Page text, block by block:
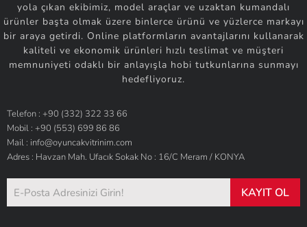
yola çıkan ekibimiz, model araçlar ve uzaktan kumandalı
ürünler başta olmak üzere binlerce ürünü ve yüzlerce markayı
bir araya getirdi. Online platformların avantajlarını kullanarak
kaliteli ve ekonomik ürünleri hızlı teslimat ve müşteri
memnuniyeti odaklı bir anlayışla hobi tutkunlarına sunmayı
hedefliyoruz.
Telefon : +90 (332) 322 33 66
Mobil : +90 (553) 699 86 86
Mail : info@oyuncakvitrinim.com
Adres : Havzan Mah. Ufacık Sokak No : 16/C Meram / KONYA
KAYIT OL